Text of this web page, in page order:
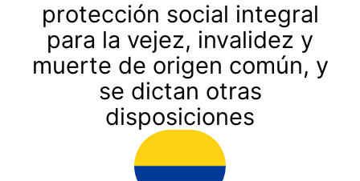
protección social integral
para la vejez, invalidez y
muerte de origen común, y
se dictan otras
disposiciones